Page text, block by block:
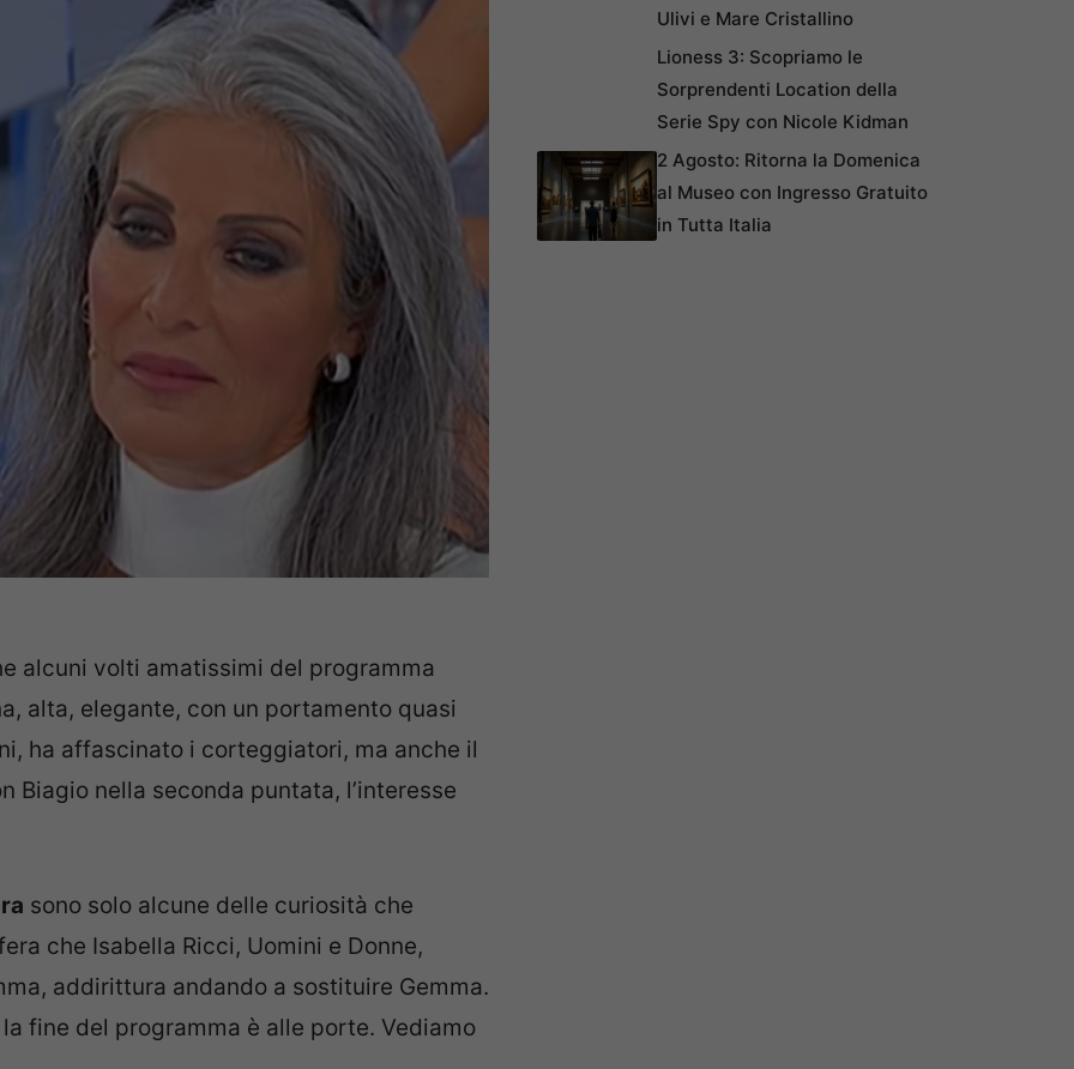
alcuni volti amatissimi del programma
alta, elegante, con un portamento quasi
ha affascinato i corteggiatori, ma anche il
Biagio nella seconda puntata, l’interesse
sono solo alcune delle curiosità che
che Isabella Ricci, Uomini e Donne,
addirittura andando a sostituire Gemma.
fine del programma è alle porte. Vediamo
Ulivi e Mare Cristallino
Lioness 3: Scopriamo le
Sorprendenti Location della
Serie Spy con Nicole Kidman
2 Agosto: Ritorna la Domenica
al Museo con Ingresso Gratuito
in Tutta Italia